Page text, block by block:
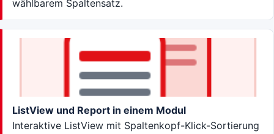
wählbarem Spaltensatz.
ListView und Report in einem Modul
Interaktive ListView mit Spaltenkopf-Klick-Sortierung